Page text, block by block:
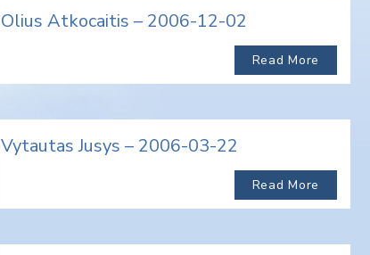
Olius Atkocaitis – 2006-12-02
Read More
Vytautas Jusys – 2006-03-22
Read More